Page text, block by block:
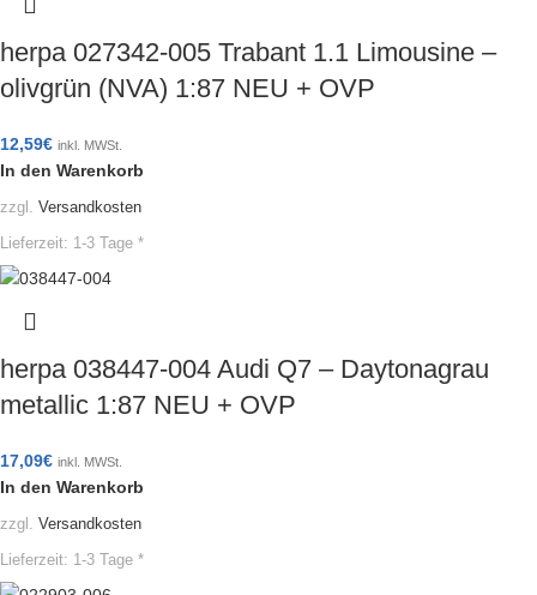
herpa 027342-005 Trabant 1.1 Limousine –
olivgrün (NVA) 1:87 NEU + OVP
12,59€ inkl. MWSt.
In den Warenkorb
zzgl. Versandkosten
Lieferzeit: 1-3 Tage *
herpa 038447-004 Audi Q7 – Daytonagrau
metallic 1:87 NEU + OVP
17,09€ inkl. MWSt.
In den Warenkorb
zzgl. Versandkosten
Lieferzeit: 1-3 Tage *